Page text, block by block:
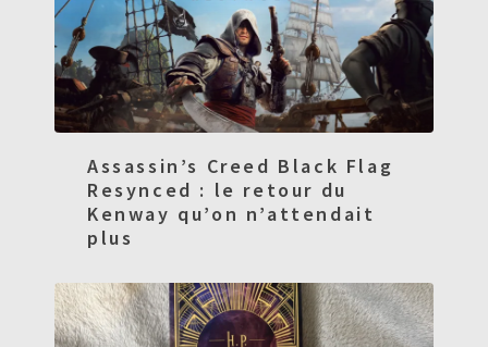
Assassin’s Creed Black Flag
Resynced : le retour du
Kenway qu’on n’attendait
plus